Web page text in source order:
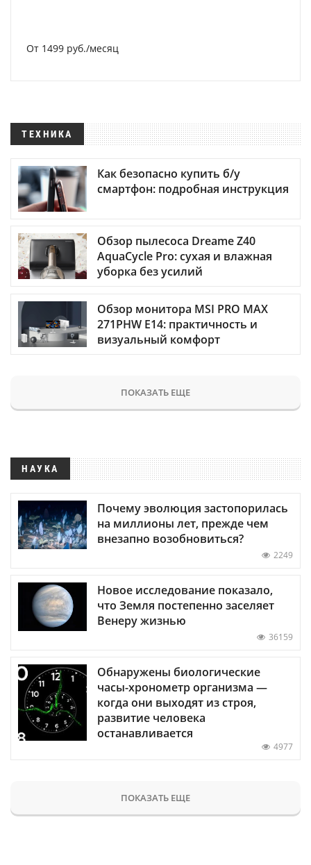
От 1499 руб./месяц
ТЕХНИКА
Как безопасно купить б/у
смартфон: подробная инструкция
Обзор пылесоса Dreame Z40
AquaCycle Pro: сухая и влажная
уборка без усилий
Обзор монитора MSI PRO MAX
271PHW E14: практичность и
визуальный комфорт
ПОКАЗАТЬ ЕЩЕ
НАУКА
Почему эволюция застопорилась
на миллионы лет, прежде чем
внезапно возобновиться?
2249
Новое исследование показало,
что Земля постепенно заселяет
Венеру жизнью
36159
Обнаружены биологические
часы-хронометр организма —
когда они выходят из строя,
развитие человека
останавливается
4977
ПОКАЗАТЬ ЕЩЕ